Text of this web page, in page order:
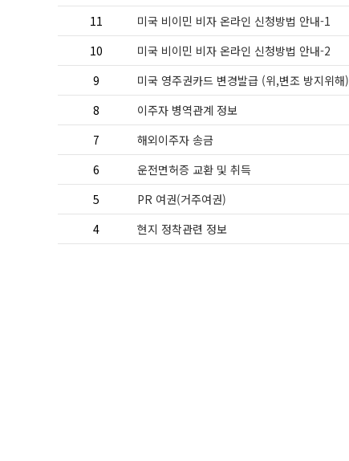
11
미국 비이민 비자 온라인 신청방법 안내-1
10
미국 비이민 비자 온라인 신청방법 안내-2
9
미국 영주권카드 변경발급 (위,변조 방지위해)
8
이주자 병역관계 정보
7
해외이주자 송금
6
운전면허증 교환 및 취득
5
PR 여권(거주여권)
4
현지 정착관련 정보